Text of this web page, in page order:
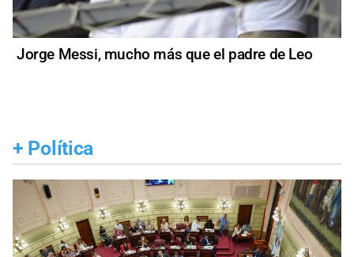
Jorge Messi, mucho más que el padre de Leo
+ Política